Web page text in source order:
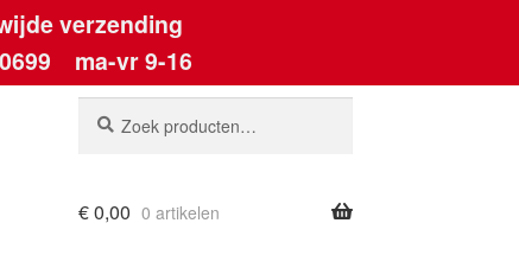
verzending
ma-vr 9-16
naar:
€0,00 0 artikelen